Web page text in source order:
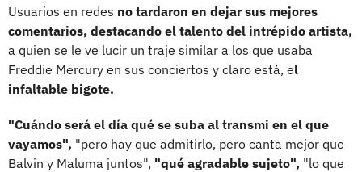
Usuarios en redes no tardaron en dejar sus mejores
comentarios, destacando el talento del intrépido artista,
a quien se le ve lucir un traje similar a los que usaba
Freddie Mercury en sus conciertos y claro está, el
infaltable bigote.
"Cuándo será el día qué se suba al transmi en el que
vayamos", "pero hay que admitirlo, pero canta mejor que
Balvin y Maluma juntos", "qué agradable sujeto", "lo que